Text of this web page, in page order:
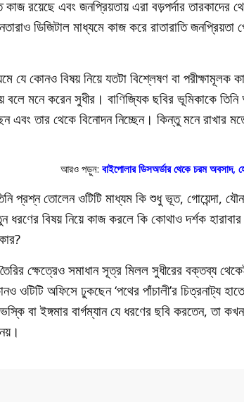
কাজ রয়েছে এবং জনপ্রিয়তায় এরা বড়পর্দার
ডিজিটাল মাধ্যমে কাজ করে রাতারাতি
যে কোনও বিষয় নিয়ে যতটা বিশ্লেষণ বা পরীক্ষামূলক
মনে করেন সুধীর। বাণিজ্যিক ছবির ভূমিকাকে
এবং তার থেকে বিনোদন নিচ্ছেন। কিন্তু মনে রাখার
আরও পড়ুন: বাইপোলার ডিসঅর্ডার থেকে চরম অবসাদ,
প্রশ্ন তোলেন ওটিটি মাধ্যম কি শুধু ভূত, গোয়েন্দা,
ধরণের বিষয় নিয়ে কাজ করলে কি কোথাও দর্শক
ক্ষেত্রেও সমাধান সূত্র মিলল সুধীরের বক্তব্য
ওটিটি অফিসে ঢুকছেন ‘পথের পাঁচালী’র চিত্রনাট্য
বা ইঙ্গমার বার্গম্যান যে ধরণের ছবি করতেন,